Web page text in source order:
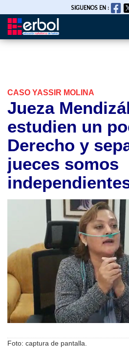
Pasar
SIGUENOS EN :
CASO YASSIR MOLINA
Jueza
estudien un
Derecho y
jueces somos
Foto: captura de pantalla.